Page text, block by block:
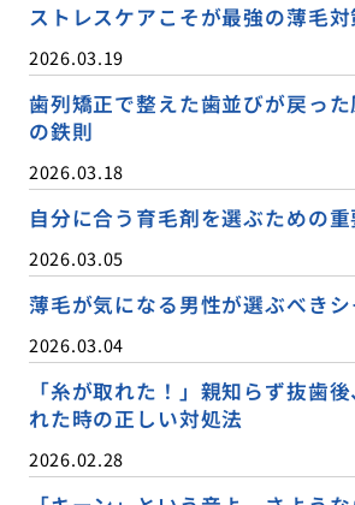
ストレスケアこそが最強の薄毛
2026.03.19
歯列矯正で整えた歯並びが戻っ
の鉄則
2026.03.18
自分に合う育毛剤を選ぶための
2026.03.05
薄毛が気になる男性が選ぶべき
2026.03.04
「糸が取れた！」親知らず抜歯
れた時の正しい対処法
2026.02.28